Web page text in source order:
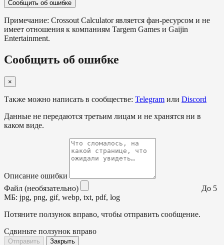
Сообщить об ошибке
Примечание: Crossout Calculator является фан-ресурсом и не
имеет отношения к компаниям Targem Games и Gaijin
Entertainment.
Сообщить об ошибке
×
Также можно написать в сообществе: Telegram или Discord
Данные не передаются третьим лицам и не хранятся ни в
каком виде.
Описание ошибки
Файл (необязательно)
До 5
МБ: jpg, png, gif, webp, txt, pdf, log
Потяните ползунок вправо, чтобы отправить сообщение.
Сдвиньте ползунок вправо
Отправить Закрыть